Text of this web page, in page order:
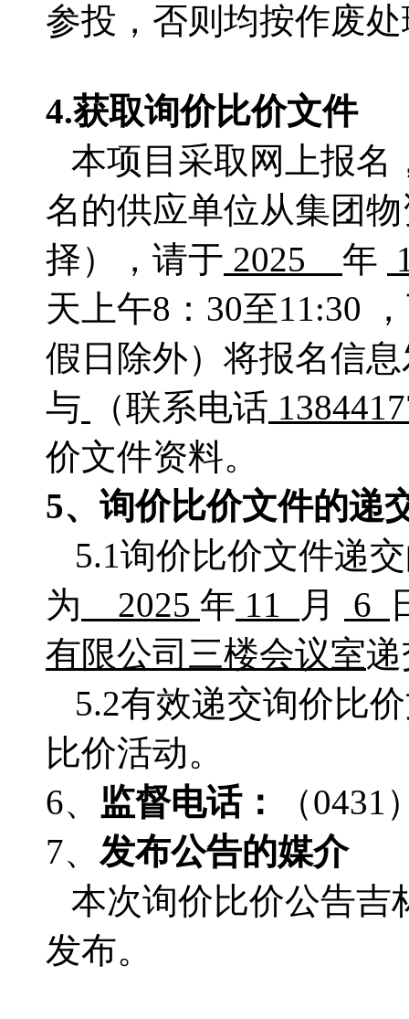
参投，否则均按作废
4.获取询价比价文件
本项目采取网上报名
名的供应单位从集团
择），请于 2025 年
天上午8： 30至11:30
假日除外）将报名信
与
（联系电话
价文件资料。
5、 询价比价文件的递
5.1询价比价文件递
为
2025 年 11 月 6
有限公司三楼会议室
5.2有效递交询价比
比价活动。
6、 监督电话： （0431
7、 发布公告的媒介
本次询价比价公告吉
发布。